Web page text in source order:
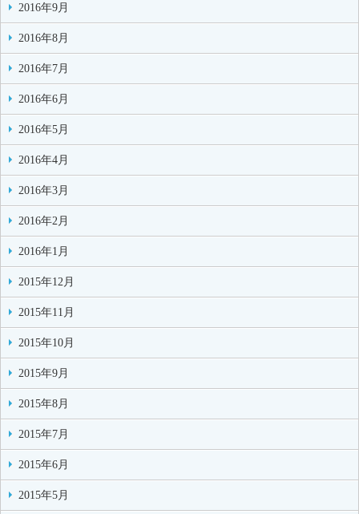
2016年9月
2016年8月
2016年7月
2016年6月
2016年5月
2016年4月
2016年3月
2016年2月
2016年1月
2015年12月
2015年11月
2015年10月
2015年9月
2015年8月
2015年7月
2015年6月
2015年5月